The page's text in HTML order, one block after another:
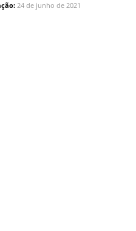
24 de junho de 2021